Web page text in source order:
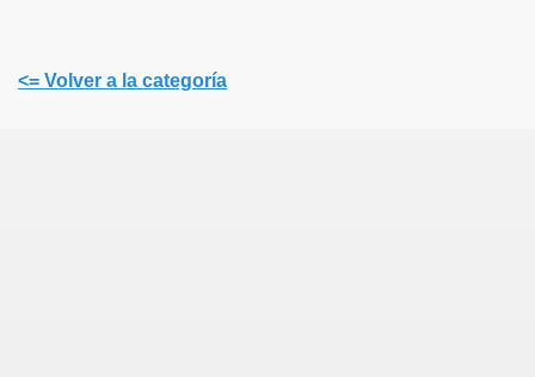
<= Volver a la categoría